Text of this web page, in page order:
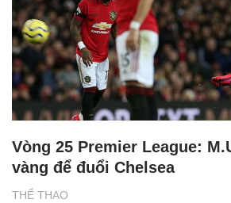
THỂ THAO
Vòng 25 Premier League:
vàng để đuổi Chelsea